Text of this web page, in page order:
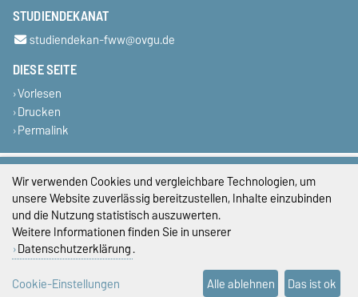
STUDIENDEKANAT
studiendekan-fww@ovgu.de
DIESE SEITE
Vorlesen
Drucken
Permalink
Impressum
Datenschutz
Barrierefreiheit
Cookie-Einstellungen
Wir verwenden Cookies und vergleichbare Technologien, um
unsere Website zuverlässig bereitzustellen, Inhalte einzubinden
und die Nutzung statistisch auszuwerten.
Weitere Informationen finden Sie in unserer
Datenschutzerklärung.
Cookie-Einstellungen
Alle ablehnen Das ist ok